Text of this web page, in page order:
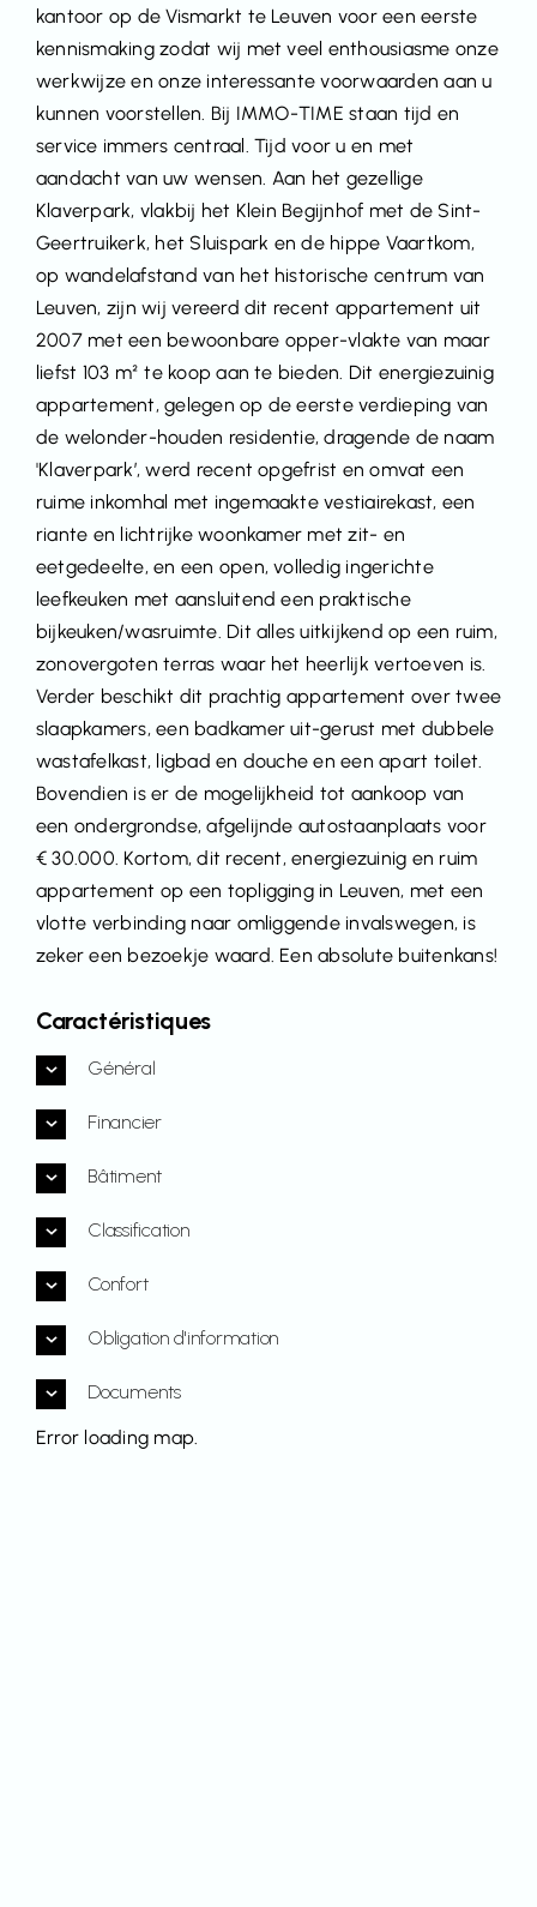
kantoor op de Vismarkt te Leuven voor een eerste
kennismaking zodat wij met veel enthousiasme onze
werkwijze en onze interessante voorwaarden aan u
kunnen voorstellen. Bij IMMO-TIME staan tijd en
service immers centraal. Tijd voor u en met
aandacht van uw wensen. Aan het gezellige
Klaverpark, vlakbij het Klein Begijnhof met de Sint-
Geertruikerk, het Sluispark en de hippe Vaartkom,
op wandelafstand van het historische centrum van
Leuven, zijn wij vereerd dit recent appartement uit
2007 met een bewoonbare opper-vlakte van maar
liefst 103 m² te koop aan te bieden. Dit energiezuinig
appartement, gelegen op de eerste verdieping van
de welonder-houden residentie, dragende de naam
'Klaverpark’, werd recent opgefrist en omvat een
ruime inkomhal met ingemaakte vestiairekast, een
riante en lichtrijke woonkamer met zit- en
eetgedeelte, en een open, volledig ingerichte
leefkeuken met aansluitend een praktische
bijkeuken/wasruimte. Dit alles uitkijkend op een ruim,
zonovergoten terras waar het heerlijk vertoeven is.
Verder beschikt dit prachtig appartement over twee
slaapkamers, een badkamer uit-gerust met dubbele
wastafelkast, ligbad en douche en een apart toilet.
Bovendien is er de mogelijkheid tot aankoop van
een ondergrondse, afgelijnde autostaanplaats voor
€ 30.000. Kortom, dit recent, energiezuinig en ruim
appartement op een topligging in Leuven, met een
vlotte verbinding naar omliggende invalswegen, is
zeker een bezoekje waard. Een absolute buitenkans!
Caractéristiques
Général
Financier
Bâtiment
Classification
Confort
Obligation d'information
Documents
Error loading map.